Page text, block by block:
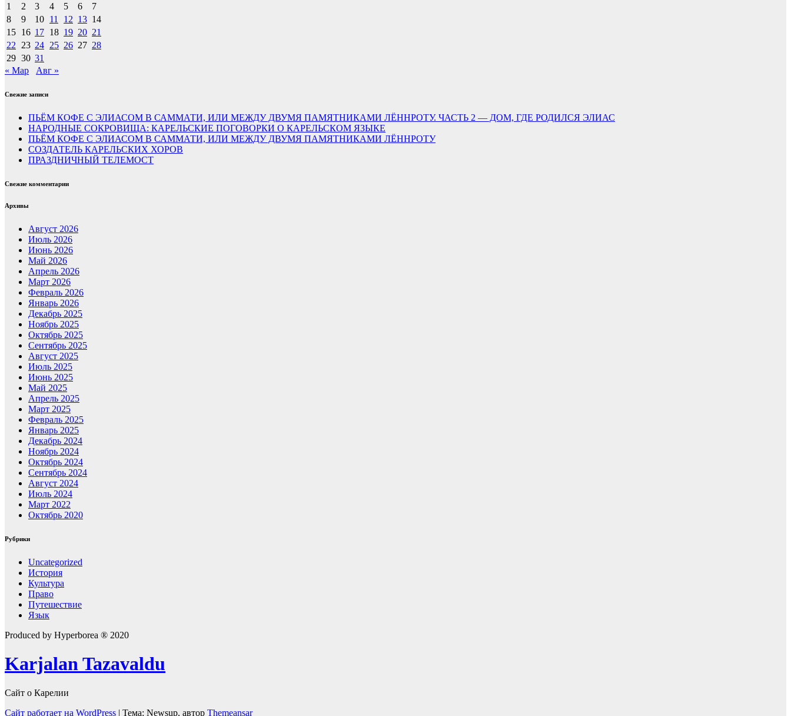
1
2 3 4 5 6
7
8
9 10 11 12 13 14
15 16 17 18 19 20 21
22
23 24 25 26 27 28
29 30 31
« Мар
Авг »
Свежие записи
ПЬЁМ КОФЕ С ЭЛИАСОМ В САММАТИ, ИЛИ МЕЖДУ ДВУМЯ ПАМЯТНИКАМИ ЛЁННРОТУ. ЧАСТЬ 2 — ДОМ, ГДЕ РОДИЛСЯ ЭЛИАС
НАРОДНЫЕ СОКРОВИЩА: КАРЕЛЬСКИЕ ПОГОВОРКИ О КАРЕЛЬСКОМ ЯЗЫКЕ
ПЬЁМ КОФЕ С ЭЛИАСОМ В САММАТИ, ИЛИ МЕЖДУ ДВУМЯ ПАМЯТНИКАМИ ЛЁННРОТУ
СОЗДАТЕЛЬ КАРЕЛЬСКИХ ХОРОВ
ПРАЗДНИЧНЫЙ ТЕЛЕМОСТ
Свежие комментарии
Архивы
Август 2026
Июль 2026
Июнь 2026
Май 2026
Апрель 2026
Март 2026
Февраль 2026
Январь 2026
Декабрь 2025
Ноябрь 2025
Октябрь 2025
Сентябрь 2025
Август 2025
Июль 2025
Июнь 2025
Май 2025
Апрель 2025
Март 2025
Февраль 2025
Январь 2025
Декабрь 2024
Ноябрь 2024
Октябрь 2024
Сентябрь 2024
Август 2024
Июль 2024
Март 2022
Октябрь 2020
Рубрики
Uncategorized
История
Культура
Право
Путешествие
Язык
Produced by Hyperborea ® 2020
Karjalan Tazavaldu
Сайт о Карелии
Сайт работает на WordPress | Тема: Newsup, автор Themeansar